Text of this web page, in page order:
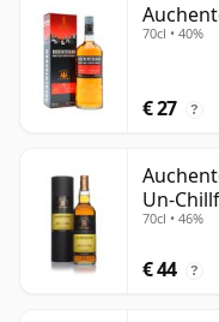
70cl • 40%
€ 27 ?
Un-
70cl • 46%
€ 44 ?